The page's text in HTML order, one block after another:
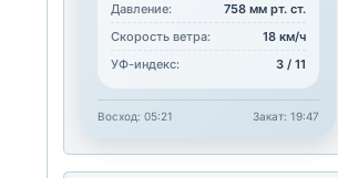
Давление:
758 мм рт. ст.
Скорость ветра:
18 км/ч
УФ-индекс:
3 / 11
Восход: 05:21 Закат: 19:47